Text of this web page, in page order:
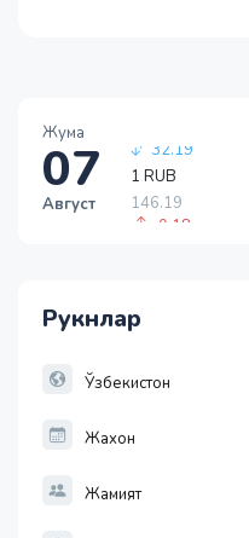
Жума
07
Август
1 RUB
146.19
-0.18
1 EUR
Рукнлар
Ўзбекистон
Жахон
Жамият